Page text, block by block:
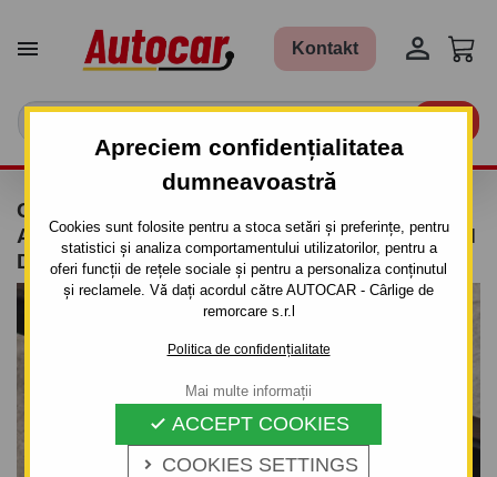
Apreciem confidențialitatea
dumneavoastră
Cookies sunt folosite pentru a stoca setări și preferințe, pentru
statistici și analiza comportamentului utilizatorilor, pentru a
oferi funcții de rețele sociale și pentru a personaliza conținutul
și reclamele. Vă dați acordul către AUTOCAR - Cârlige de
remorcare s.r.l
Politica de confidențialitate
 COOKIES SETTINGS
 ACCEPT COOKIES
Mai multe informații
 Kontakt 
CARLIG DE REMORCARE PENTRU SEAT
ALHAMBRA - 5UŞI., VAN, (7V8, 7V9) - SISTEM
DEMONTABIL AUTOMAT